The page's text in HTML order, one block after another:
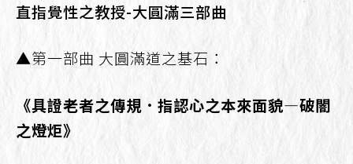
直指覺性之教授-大圓滿三部曲
▲第一部曲 大圓滿道之基石：
《具證老者之傳規．指認心之本來面貌—破闇
之燈炬》